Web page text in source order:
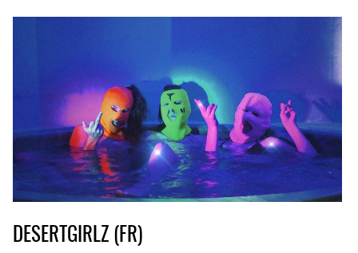
DESERTGIRLZ (FR)